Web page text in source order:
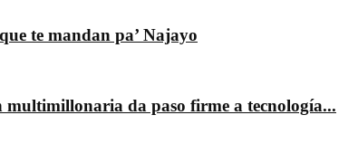
te mandan pa’ Najayo
multimillonaria da paso firme a tecnología...